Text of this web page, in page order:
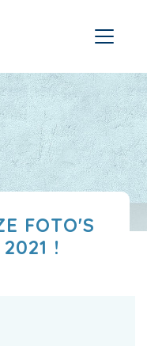
FOTO'S
!